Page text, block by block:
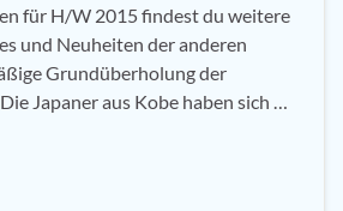
für H/W 2015 findest du weitere
und Neuheiten der anderen
Grundüberholung der
Japaner aus Kobe haben sich …